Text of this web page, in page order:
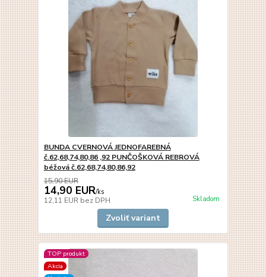
BUNDA CVERNOVÁ JEDNOFAREBNÁ
č.62,68,74,80,86 ,92 PUNČOŠKOVÁ REBROVÁ
béžová č.62,68,74,80,86,92
15,90 EUR
14,90 EUR/ks
12,11 EUR bez DPH Skladom
Zvoliť variant
TOP produkt
Akcia